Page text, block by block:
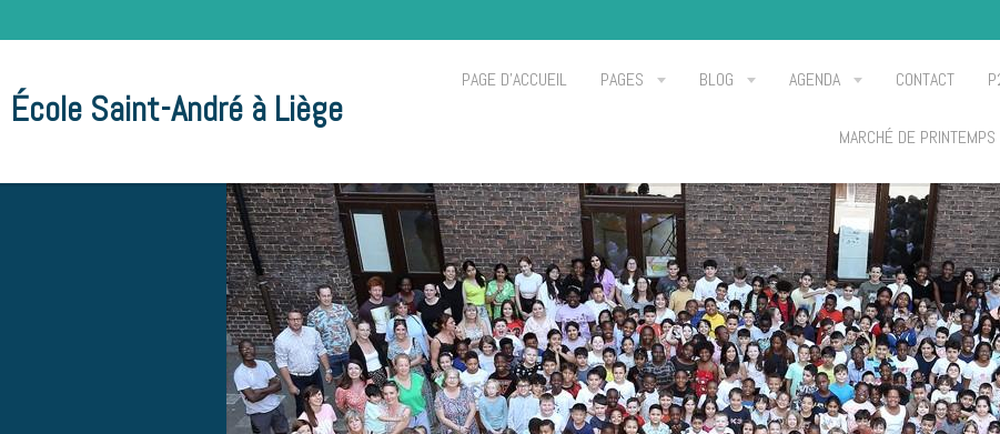
École Saint-André à Liège
PAGE D'ACCUEIL PAGES BLOG AGENDA CONTACT
MARCHÉ DE PRINTEMPS